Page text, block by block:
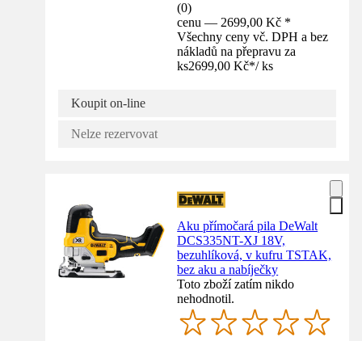
(0)
cenu — 2699,00 Kč *
Všechny ceny vč. DPH a bez
nákladů na přepravu za
ks2699,00 Kč*/ ks
Koupit on-line
Nelze rezervovat
Aku přímočará pila DeWalt
DCS335NT-XJ 18V,
bezuhlíková, v kufru TSTAK,
bez aku a nabíječky
Toto zboží zatím nikdo
nehodnotil.